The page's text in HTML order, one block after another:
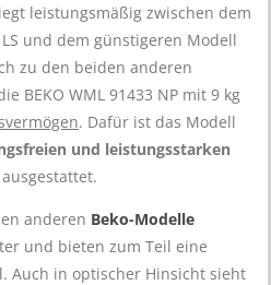
leistungsmäßig zwischen dem
und dem günstigeren Modell
zu den beiden anderen
BEKO WML 91433 NP mit 9 kg
. Dafür ist das Modell
und leistungsstarken
ausgestattet.
anderen Beko-Modelle
und bieten zum Teil eine
Auch in optischer Hinsicht sieht